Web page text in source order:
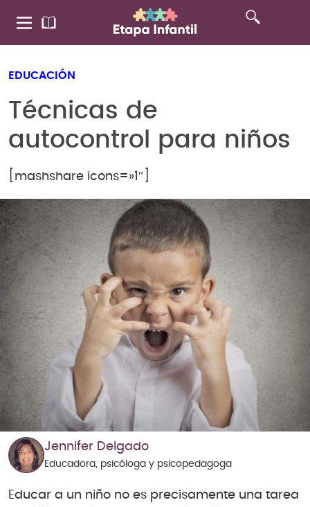
EDUCACIÓN
Técnicas de
autocontrol para niños
[mashshare icons=»1″]
Jennifer Delgado
Educadora, psicóloga y psicopedagoga
Educar a un niño no es precisamente una tarea